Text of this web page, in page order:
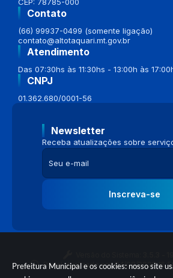
Prefeitura Municipal e os cookies: nosso site
Contato
(66) 99937-0499 (somente ligação)
contato@altotaquari.mt.gov.br
Atendimento
Das 07:30hs às 11:30hs - 13:00h às
CNPJ
01.362.680/0001-56
Newsletter
Receba atualizações sobre
Inscreva-se
Portal atualizado em:04/08/2026